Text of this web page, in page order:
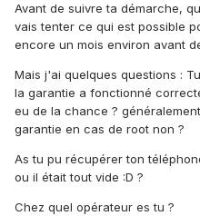
Avant de suivre ta démarche,
vais tenter ce qui est possible
encore un mois environ avant
Mais j'ai quelques questions :
la garantie a fonctionné
eu de la chance ?
garantie en cas de root non ?
As tu pu récupérer ton
ou il était tout vide :D ?
Chez quel opérateur es tu ?